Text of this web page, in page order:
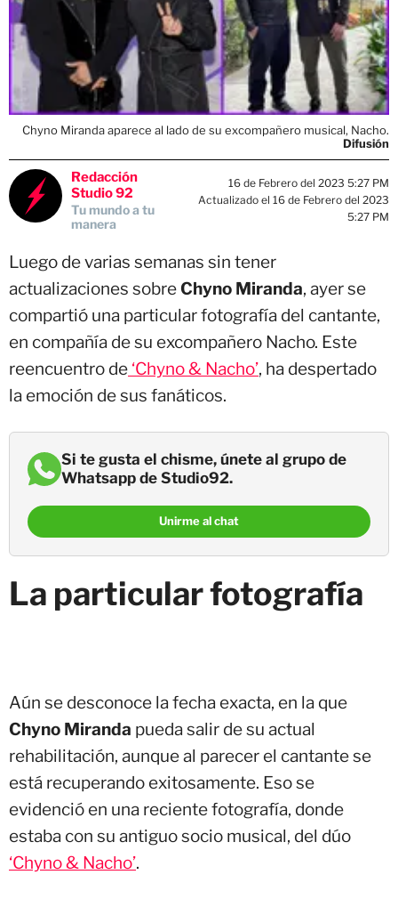
Chyno Miranda aparece al lado de su excompañero musical, Nacho.
Difusión
Redacción
Studio 92
Tu mundo a tu
manera
16 de Febrero del 2023 5:27 PM
Actualizado el 16 de Febrero del 2023
5:27 PM
Luego de varias semanas sin tener
actualizaciones sobreChyno Miranda, ayer se
compartió una particular fotografía del cantante,
en compañía de su excompañero Nacho. Este
reencuentro de ‘Chyno & Nacho’, ha despertado
la emoción de sus fanáticos.
Si te gusta el chisme, únete al grupo de
Whatsapp de Studio92.
Unirme al chat
La particular fotografía
Aún se desconoce la fecha exacta, en la que
Chyno Miranda pueda salir de su actual
rehabilitación, aunque al parecer el cantante se
está recuperando exitosamente. Eso se
evidenció en una reciente fotografía, donde
estaba con su antiguo socio musical, del dúo
‘Chyno & Nacho’.